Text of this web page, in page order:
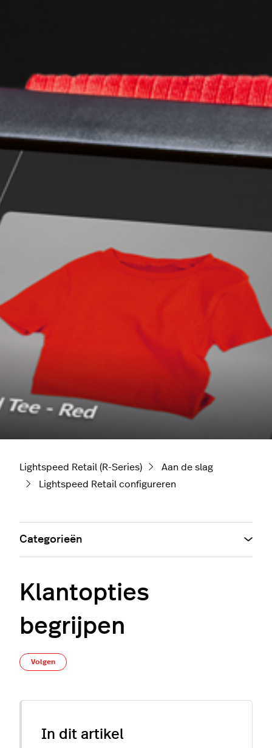
Lightspeed Retail (R-Series)
Aan de slag
Lightspeed Retail configureren
Klantopties
begrijpen
Volgen
In dit artikel
Categorieën